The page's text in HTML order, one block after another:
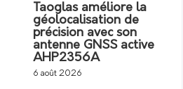
Taoglas améliore la
géolocalisation de
précision avec son
antenne GNSS active
AHP2356A
6 août 2026